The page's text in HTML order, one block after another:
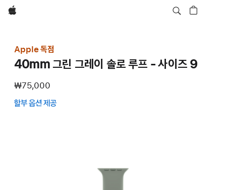
Apple
Apple 독점
40mm 그린 그레이 솔로 루프 - 사이즈 9
₩75,000
할부 옵션 제공